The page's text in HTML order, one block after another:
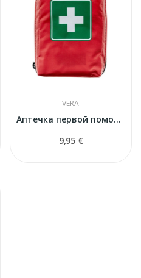
VERA
Аптечка первой помощи Vera B-Inter W
9,95 €